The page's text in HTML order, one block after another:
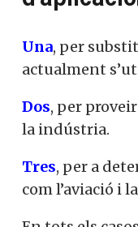
té
, per
actualment
, per
a la indústria.
, per a